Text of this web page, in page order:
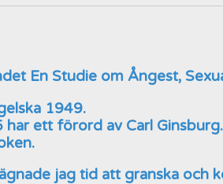
En Studie om Ångest,
1949.
ett förord av Carl Ginsburg.
jag tid att granska och